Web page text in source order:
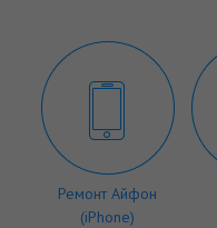
Ремонт Айфон
(iPhone)